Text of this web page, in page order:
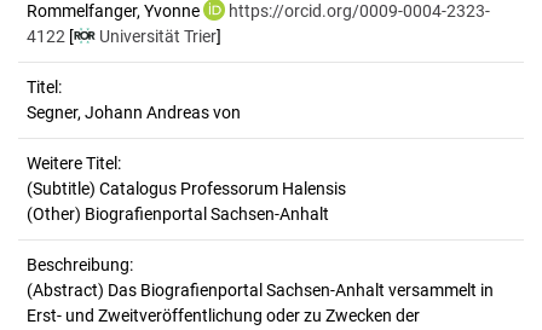
Rommelfanger, Yvonne
https://orcid.org/0009-0004-2323-
4122 [ Universität Trier]
Titel:
Segner, Johann Andreas von
Weitere Titel:
(Subtitle) Catalogus Professorum Halensis
(Other) Biografienportal Sachsen-Anhalt
Beschreibung:
(Abstract) Das Biografienportal Sachsen-Anhalt versammelt in
Erst- und Zweitveröffentlichung oder zu Zwecken der